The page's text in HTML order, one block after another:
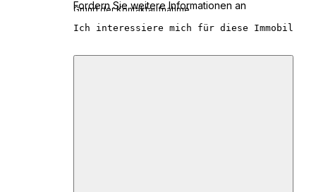
Fordern Sie weitere Informationen an
Grund der Kontaktaufnahme